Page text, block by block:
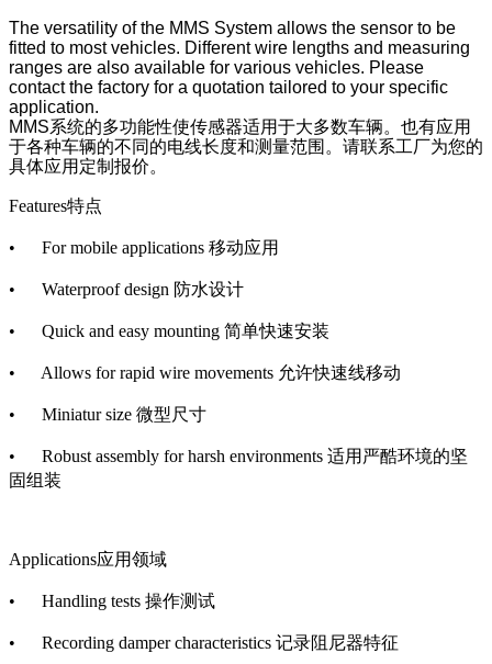
The versatility of the MMS System allows the sensor to be
fitted to most vehicles. Different wire lengths and measuring
ranges are also available for various vehicles. Please
contact the factory for a quotation tailored to your specific
application.
MMS系统的多功能性使传感器适用于大多数车辆。也有应用
于各种车辆的不同的电线长度和测量范围。请联系工厂为您的
具体应用定制报价。
Features特点
• For mobile applications 移动应用
• Waterproof design 防水设计
• Quick and easy mounting 简单快速安装
• Allows for rapid wire movements 允许快速线移动
• Miniatur size 微型尺寸
• Robust assembly for harsh environments 适用严酷环境的坚
固组装
Applications应用领域
• Handling tests 操作测试
• Recording damper characteristics 记录阻尼器特征